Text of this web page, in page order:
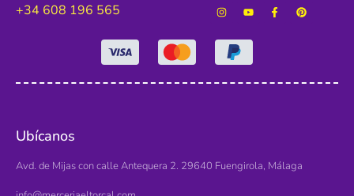
+34 608 196 565
Ubícanos
Avd. de Mijas con calle Antequera 2. 29640 Fuengirola, Málaga